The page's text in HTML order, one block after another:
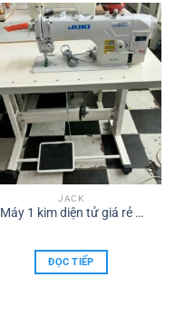
JACK
Máy 1 kim diện tử giá rẻ …
ĐỌC TIẾP